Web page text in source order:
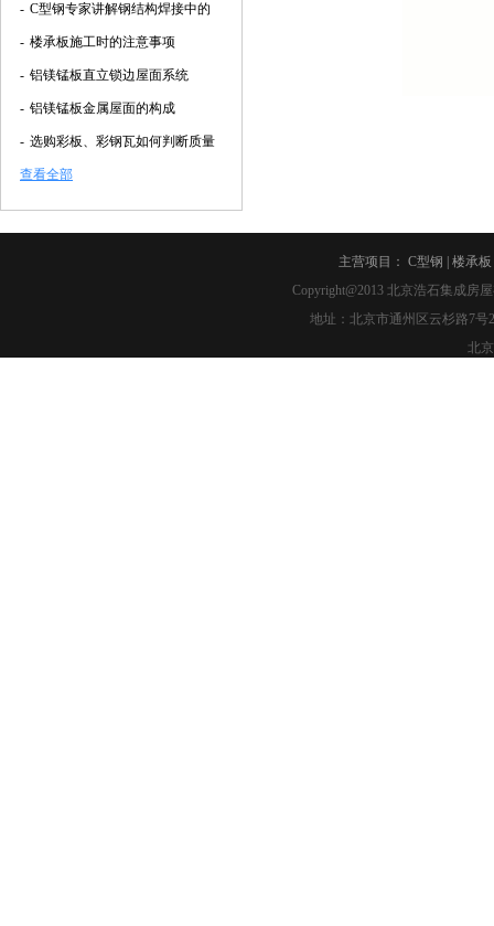
- C型钢专家讲解钢结构焊接中的
- 楼承板施工时的注意事项
- 铝镁锰板直立锁边屋面系统
- 铝镁锰板金属屋面的构成
- 选购彩板、彩钢瓦如何判断质量
查看全部
主营项目： C型钢 楼承板
Copyright@2013 北京浩石集成房
地址：北京市通州区云杉路7号
北